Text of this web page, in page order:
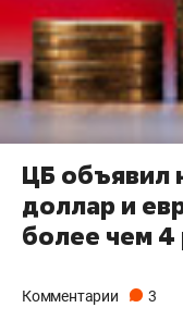
ЦБ объявил
доллар и
более чем 4
Комментарии 3